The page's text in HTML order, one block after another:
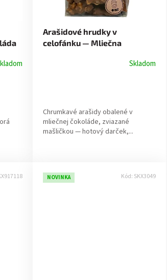
Arašidové hrudky v
celofánku — Mliečna
Skladom
Chrumkavé arašidy obalené v
mliečnej čokoláde, zviazané
mašličkou — hotový darček,...
NOVINKA Kód: SKX3049